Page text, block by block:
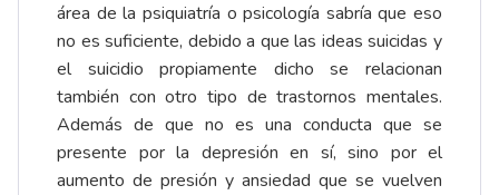
área de la psiquiatría o psicología sabría que eso
no es suficiente, debido a que las ideas suicidas y
el suicidio propiamente dicho se relacionan
también con otro tipo de trastornos mentales.
Además de que no es una conducta que se
presente por la depresión en sí, sino por el
aumento de presión y ansiedad que se vuelven